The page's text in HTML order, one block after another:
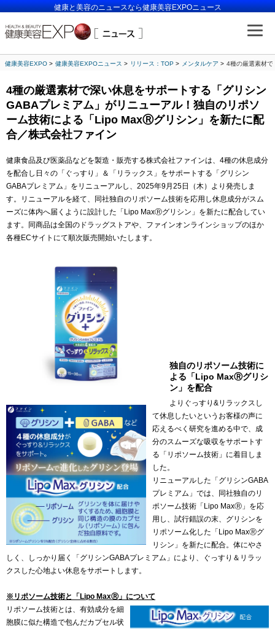
健康と美容のニュースなら健康美容EXPOニュース
健康美容EXPO 健康美容EXPOニュース リリース：TOP メンタルケア 4種の厳選素材
4種の厳選素材で深い休息をサポートする「グリシン
GABAプレミアム」がリニューアル！独自のリポソ
ーム技術による「Lipo MaxⓇグリシン」を新たに配
合／株式会社ファイン
健康食品及び医薬品などを製造・販売する株式会社ファインは、4種の休息成分
を配合し日々の「ぐっすり」＆「リラックス」をサポートする「グリシン
GABAプレミアム」をリニューアルし、2025年9月25日（木）より発売しま
す。リニューアルを経て、同社独自のリポソーム技術を応用し休息成分がスム
ーズに体内へ届くように設計した「Lipo MaxⓇグリシン」を新たに配合してい
ます。同商品は全国のドラッグストアや、ファインオンラインショップのほか
各種ECサイトにて順次販売開始いたします。
独自のリポソーム技術に
よる「Lipo MaxⓇグリシ
ン」を配合
よりぐっすり&リラックスし
て休息したいというお客様の声に
応えるべく研究を進める中で、成
分のスムーズな吸収をサポートす
る「リポソーム技術」に着目しま
した。
リニューアルした「グリシンGABA
プレミアム」では、同社独自のリ
ポソーム技術「Lipo MaxⓇ」を応
用し、試行錯誤の末、グリシンを
リポソーム化した「Lipo MaxⓇグ
リシン」を新たに配合。体にやさ
しく、しっかり届く「グリシンGABAプレミアム」により、ぐっすり＆リラッ
クスした心地よい休息をサポートします。
※リポソーム技術と「Lipo MaxⓇ」について
リポソーム技術とは、有効成分を細
胞膜に似た構造で包んだカプセル状